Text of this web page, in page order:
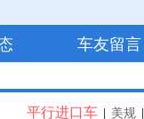
车友留言
平行进口车 美规